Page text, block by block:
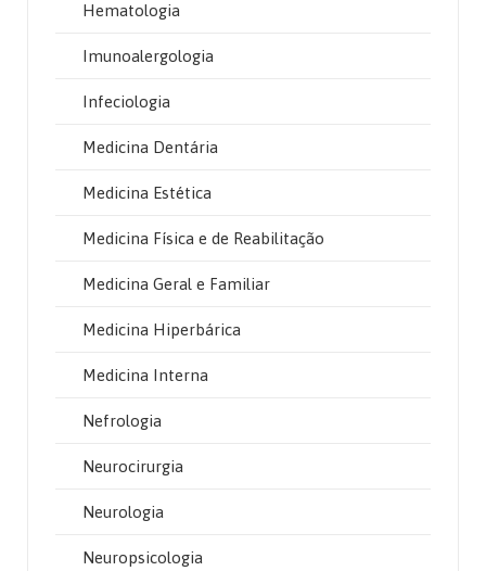
Hematologia
Imunoalergologia
Infeciologia
Medicina Dentária
Medicina Estética
Medicina Física e de Reabilitação
Medicina Geral e Familiar
Medicina Hiperbárica
Medicina Interna
Nefrologia
Neurocirurgia
Neurologia
Neuropsicologia